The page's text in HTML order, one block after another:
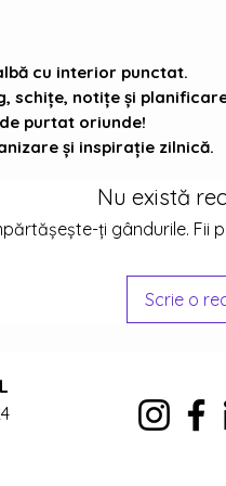
cu interior punctat.
schițe, notițe și
purtat oriunde!
și inspirație zilnică.
Nu există
ți gândurile. Fii
Scrie o